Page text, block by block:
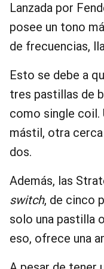
Lanzada por
posee un tono
de frecuencias,
Esto se debe a
tres pastillas de
como single coil.
mástil, otra
dos.
Además, las
switch, de cinco
solo una pastilla
eso, ofrece una